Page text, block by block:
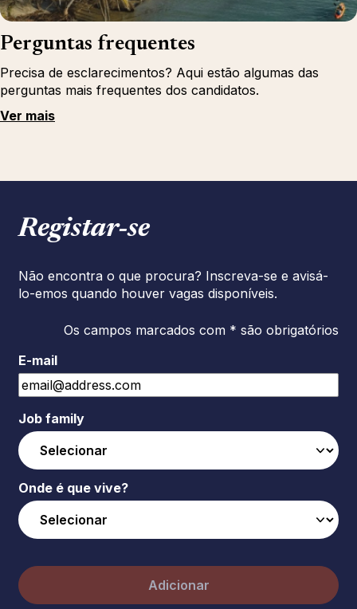
Perguntas frequentes
Precisa de esclarecimentos? Aqui estão algumas das
perguntas mais frequentes dos candidatos.
Ver mais
Registar‑se
Não encontra o que procura? Inscreva-se e avisá-
lo-emos quando houver vagas disponíveis.
Os campos marcados com * são obrigatórios
E-mail
Job family
Onde é que vive?
Adicionar